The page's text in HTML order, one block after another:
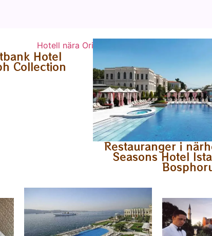
Hotel
Collection
Restauranger i
Seasons Hotel